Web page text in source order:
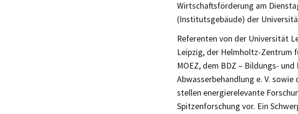
Wirtschaftsförderung am
(Institutsgebäude) der
Referenten von der Universität
Leipzig, der Helmholtz-Zentrum
MOEZ, dem BDZ – Bildungs-
Abwasserbehandlung e. V.
stellen energierelevante
Spitzenforschung vor. Ein